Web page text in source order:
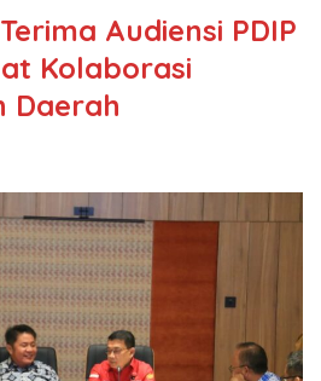
Audiensi PDIP
Kolaborasi
Daerah